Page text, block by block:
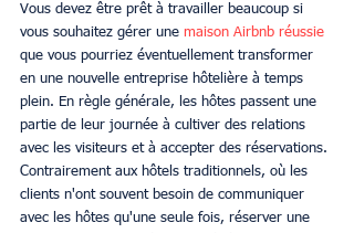
Vous devez être prêt à travailler beaucoup si
vous souhaitez gérer une maison Airbnb réussie
que vous pourriez éventuellement transformer
en une nouvelle entreprise hôtelière à temps
plein. En règle générale, les hôtes passent une
partie de leur journée à cultiver des relations
avec les visiteurs et à accepter des réservations.
Contrairement aux hôtels traditionnels, où les
clients n'ont souvent besoin de communiquer
avec les hôtes qu'une seule fois, réserver une